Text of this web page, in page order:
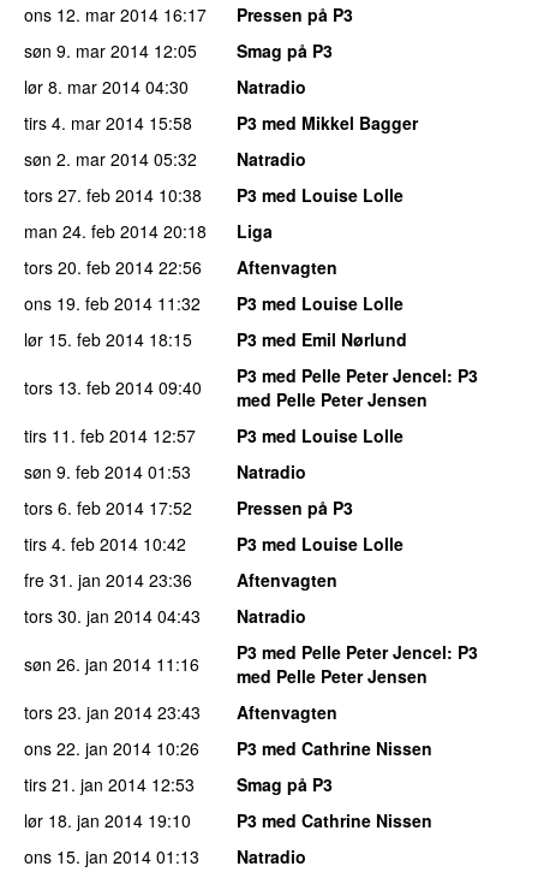
ons 12. mar 2014 16:17
Pressen på P3
søn 9. mar 2014 12:05
Smag på P3
lør 8. mar 2014 04:30
Natradio
tirs 4. mar 2014 15:58
P3 med Mikkel Bagger
søn 2. mar 2014 05:32
Natradio
tors 27. feb 2014 10:38
P3 med Louise Lolle
man 24. feb 2014 20:18
Liga
tors 20. feb 2014 22:56
Aftenvagten
ons 19. feb 2014 11:32
P3 med Louise Lolle
lør 15. feb 2014 18:15
P3 med Emil Nørlund
tors 13. feb 2014 09:40 P3 med Pelle Peter Jencel: P3
med Pelle Peter Jensen
tirs 11. feb 2014 12:57
P3 med Louise Lolle
søn 9. feb 2014 01:53
Natradio
tors 6. feb 2014 17:52
Pressen på P3
tirs 4. feb 2014 10:42
P3 med Louise Lolle
fre 31. jan 2014 23:36
Aftenvagten
tors 30. jan 2014 04:43
Natradio
søn 26. jan 2014 11:16 P3 med Pelle Peter Jencel: P3
med Pelle Peter Jensen
tors 23. jan 2014 23:43
Aftenvagten
ons 22. jan 2014 10:26
P3 med Cathrine Nissen
tirs 21. jan 2014 12:53
Smag på P3
lør 18. jan 2014 19:10
P3 med Cathrine Nissen
ons 15. jan 2014 01:13
Natradio